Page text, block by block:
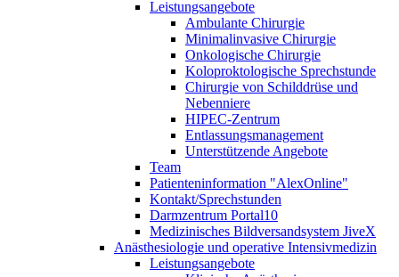
Leistungsangebote
Ambulante Chirurgie
Minimalinvasive Chirurgie
Onkologische Chirurgie
Koloproktologische Sprechstunde
Chirurgie von Schilddrüse und
Nebenniere
HIPEC-Zentrum
Entlassungsmanagement
Unterstützende Angebote
Team
Patienteninformation "AlexOnline"
Kontakt/Sprechstunden
Darmzentrum Portal10
Medizinisches Bildversandsystem JiveX
Anästhesiologie und operative Intensivmedizin
Leistungsangebote